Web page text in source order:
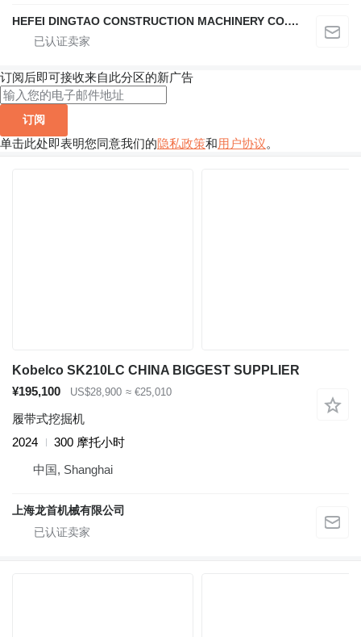
HEFEI DINGTAO CONSTRUCTION MACHINERY CO., LIMITED
订阅后即可接收来自此分区的新广告
订阅
单击此处即表明您同意我们的隐私政策和用户协议。
Kobelco SK210LC CHINA BIGGEST SUPPLIER
¥195,100
US$28,900 ≈ €25,010
履带式挖掘机
2024
300 摩托小时
中国, Shanghai
上海龙首机械有限公司